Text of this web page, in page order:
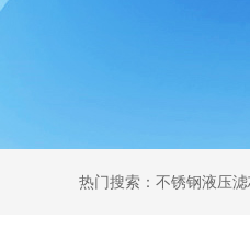
热门搜索：不锈钢液压